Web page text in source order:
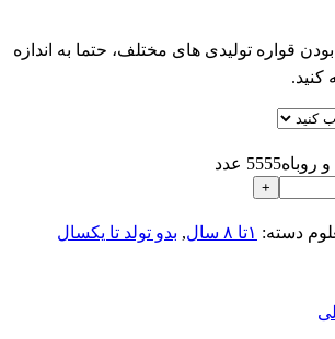
قواره تولیدی های مختلف، حتما به اندازه
کنید.
عدد
دسته: ۱تا ۸ سال , بدو تولد تا یکسال